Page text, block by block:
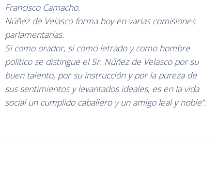
Francisco Camacho.
Núñez de Velasco forma hoy en varias comisiones
parlamentarias.
Si como orador, si como letrado y como hombre
político se distingue el Sr. Núñez de Velasco por su
buen talento, por su instrucción y por la pureza de
sus sentimientos y levantados ideales, es en la vida
social un cumplido caballero y un amigo leal y noble”.